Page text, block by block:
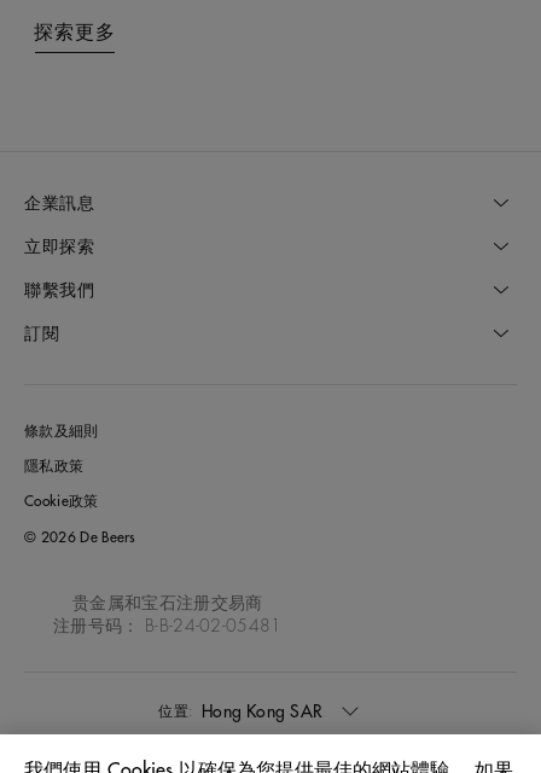
探索更多
探索更多
企業訊息
立即探索
聯繫我們
訂閱
條款及細則
隱私政策
Cookie政策
© 2026 De Beers
贵金属和宝石注册交易商
注册号码： B-B-24-02-05481
位置: Hong Kong SAR